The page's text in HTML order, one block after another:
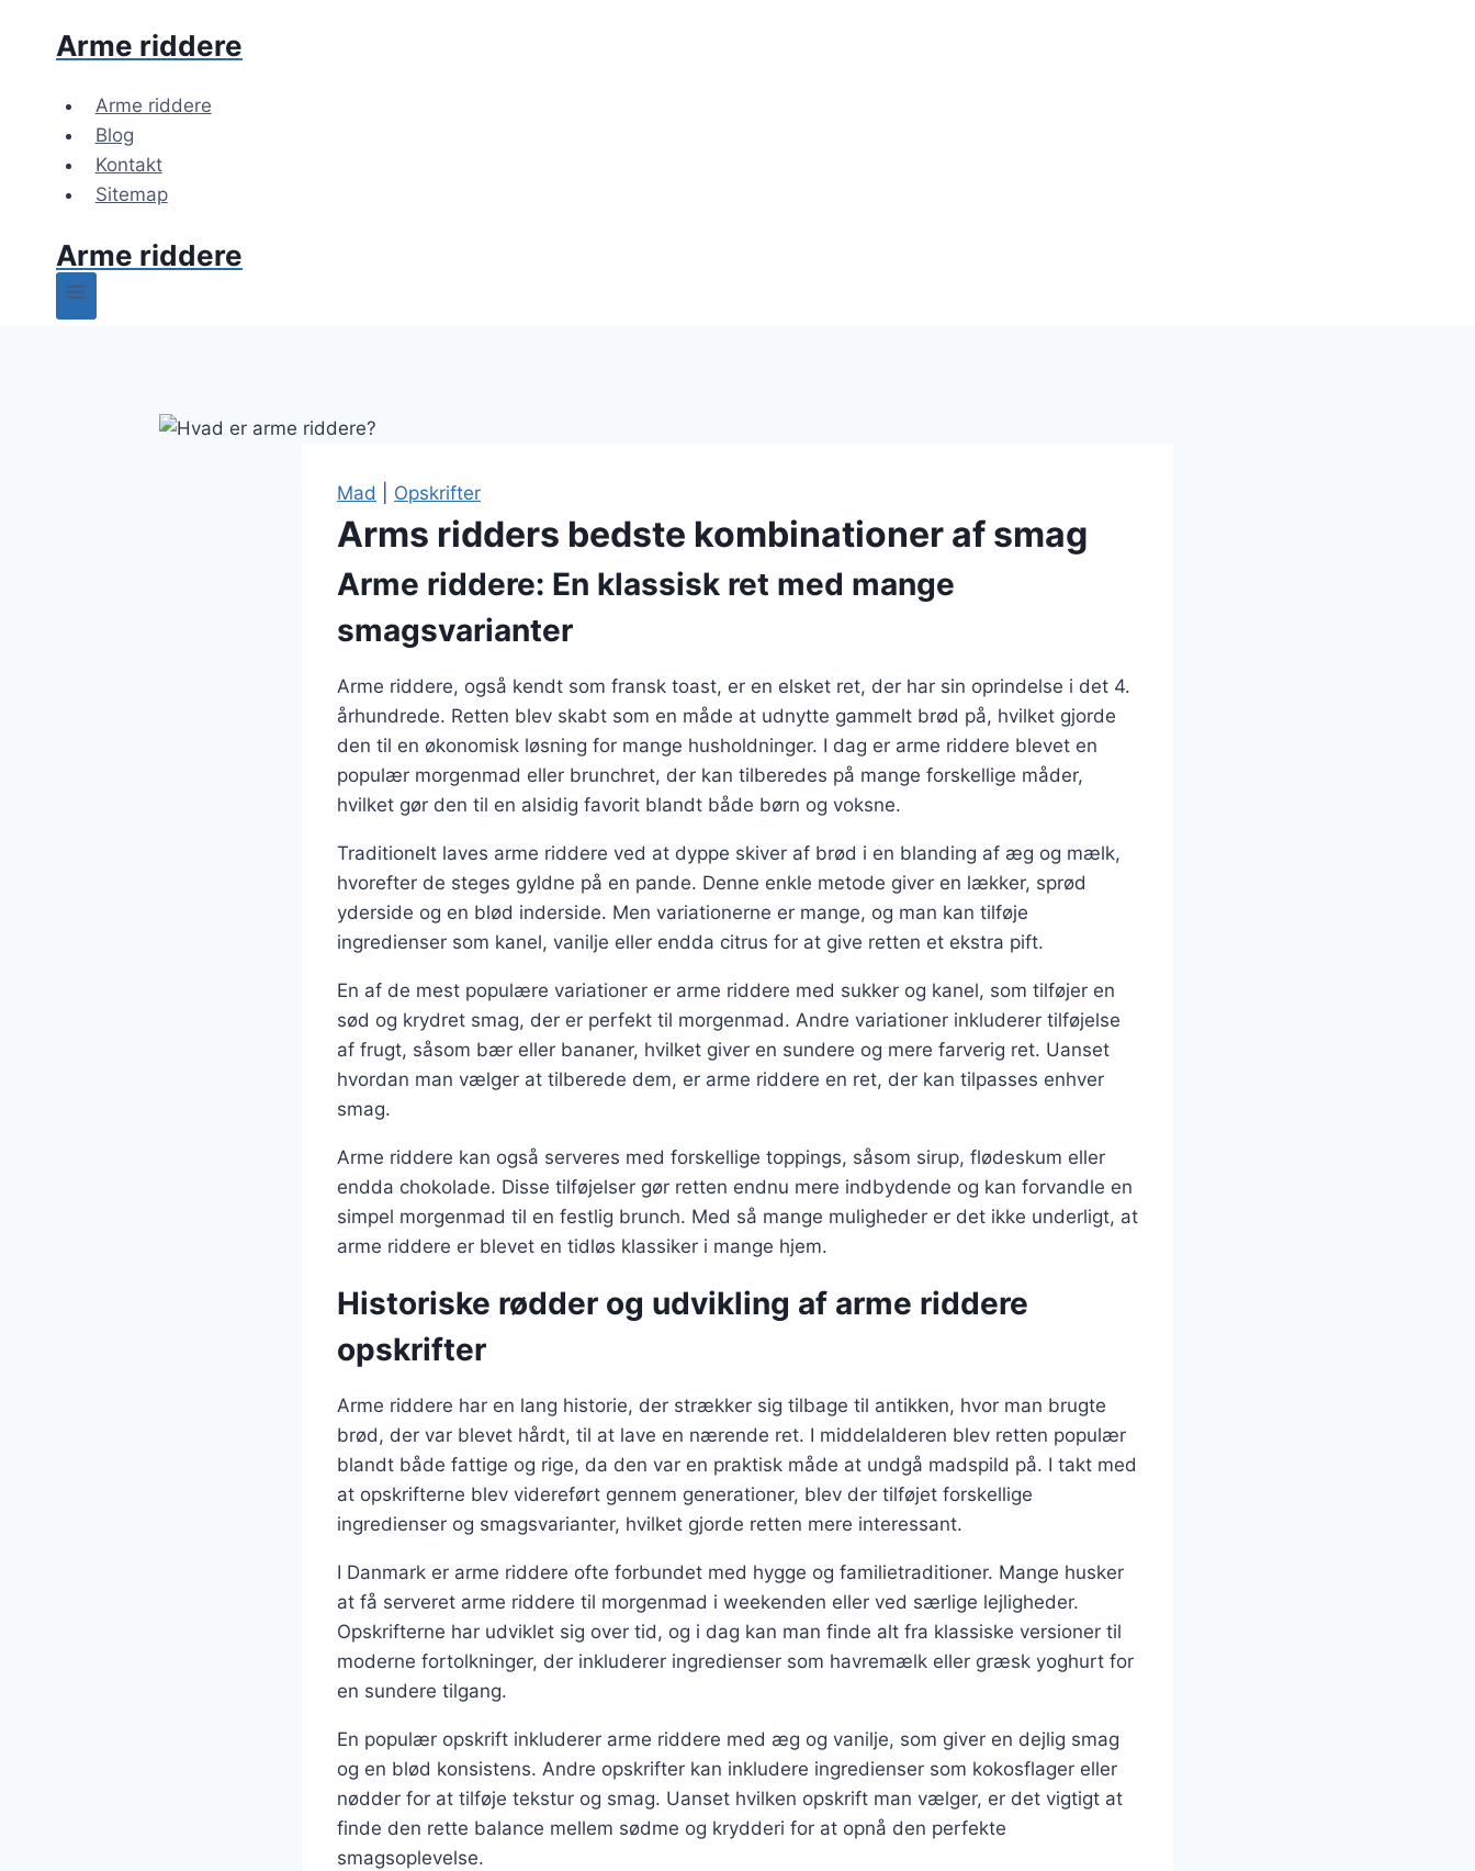
Arme riddere
Arme riddere
Blog
Kontakt
Sitemap
Arme riddere
Mad Opskrifter
Arms ridders bedste kombinationer af smag
Arme riddere: En klassisk ret med mange
smagsvarianter
Arme riddere, også kendt som fransk toast, er en elsket ret, der har sin oprindelse i det 4.
århundrede. Retten blev skabt som en måde at udnytte gammelt brød på, hvilket gjorde
den til en økonomisk løsning for mange husholdninger. I dag er arme riddere blevet en
populær morgenmad eller brunchret, der kan tilberedes på mange forskellige måder,
hvilket gør den til en alsidig favorit blandt både børn og voksne.
Traditionelt laves arme riddere ved at dyppe skiver af brød i en blanding af æg og mælk,
hvorefter de steges gyldne på en pande. Denne enkle metode giver en lækker, sprød
yderside og en blød inderside. Men variationerne er mange, og man kan tilføje
ingredienser som kanel, vanilje eller endda citrus for at give retten et ekstra pift.
En af de mest populære variationer er arme riddere med sukker og kanel, som tilføjer en
sød og krydret smag, der er perfekt til morgenmad. Andre variationer inkluderer tilføjelse
af frugt, såsom bær eller bananer, hvilket giver en sundere og mere farverig ret. Uanset
hvordan man vælger at tilberede dem, er arme riddere en ret, der kan tilpasses enhver
smag.
Arme riddere kan også serveres med forskellige toppings, såsom sirup, flødeskum eller
endda chokolade. Disse tilføjelser gør retten endnu mere indbydende og kan forvandle en
simpel morgenmad til en festlig brunch. Med så mange muligheder er det ikke underligt, at
arme riddere er blevet en tidløs klassiker i mange hjem.
Historiske rødder og udvikling af arme riddere
opskrifter
Arme riddere har en lang historie, der strækker sig tilbage til antikken, hvor man brugte
brød, der var blevet hårdt, til at lave en nærende ret. I middelalderen blev retten populær
blandt både fattige og rige, da den var en praktisk måde at undgå madspild på. I takt med
at opskrifterne blev videreført gennem generationer, blev der tilføjet forskellige
ingredienser og smagsvarianter, hvilket gjorde retten mere interessant.
I Danmark er arme riddere ofte forbundet med hygge og familietraditioner. Mange husker
at få serveret arme riddere til morgenmad i weekenden eller ved særlige lejligheder.
Opskrifterne har udviklet sig over tid, og i dag kan man finde alt fra klassiske versioner til
moderne fortolkninger, der inkluderer ingredienser som havremælk eller græsk yoghurt for
en sundere tilgang.
En populær opskrift inkluderer arme riddere med æg og vanilje, som giver en dejlig smag
og en blød konsistens. Andre opskrifter kan inkludere ingredienser som kokosflager eller
nødder for at tilføje tekstur og smag. Uanset hvilken opskrift man vælger, er det vigtigt at
finde den rette balance mellem sødme og krydderi for at opnå den perfekte
smagsoplevelse.